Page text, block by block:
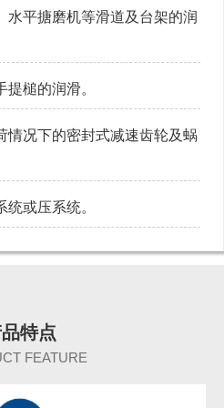
水平搪磨机等滑道及台架的润
槌的润滑。
情况下的密封式减速齿轮及蜗
或压系统。
特点
FEATURE